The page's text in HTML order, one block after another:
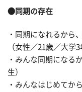
●同期の存在
・同期になれるから
（女性／21歳／大学3
・みんな同期になる
生）
・みんなはじめてか